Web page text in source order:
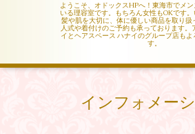
ようこそ、オドックスHPへ！東海市でメ
いる理容室です。もちろん女性もOKです
髪や肌を大切に、体に優しい商品を取り扱
人式や着付けのご予約も承っております。
イとヘアスペース ハナイのグループ店もよ
す。
インフォメー